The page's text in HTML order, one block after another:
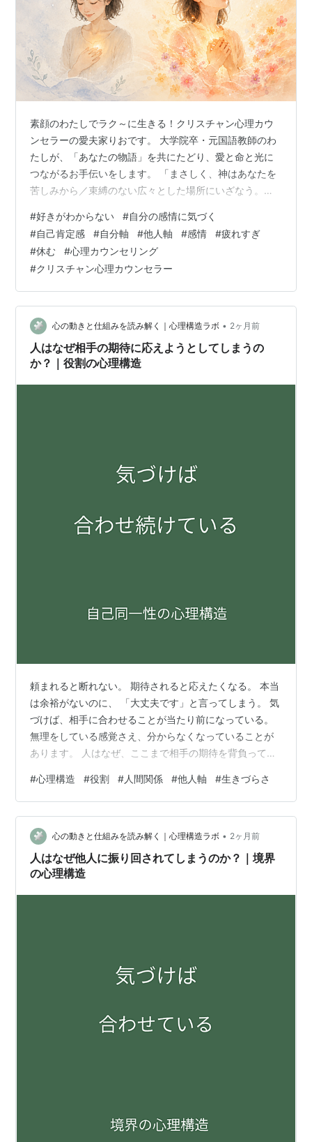
素顔のわたしでラク～に生きる！クリスチャン心理カウ
ンセラーの愛夫家りおです。 大学院卒・元国語教師のわ
たしが、「あなたの物語」を共にたどり、愛と命と光に
つながるお手伝いをします。 「まさしく、神はあなたを
苦しみから／束縛のない広々とした場所にいざなう。／
(旧約聖書「ヨブ記」36:⑯) 自己肯定感を育てていくうえ
で、「好き」という感情を認めていくことは、とても大
切です。 それは、とても小さなことのようでいて、自分
を大切にする入口にもなるとわたしは思っています。 け
れども、そういうお話をしていると、こんな声を耳にす
ることがあります。 「自分の感情が…
#好きがわからない #自分の感情に気づく
#自己肯定感 #自分軸 #他人軸 #感情 #疲れすぎ
#休む #心理カウンセリング
#クリスチャン心理カウンセラー
心の動きと仕組みを読み解く｜心理構造ラボ • 2ヶ月前
人はなぜ相手の期待に応えようとしてしまうの
か？｜役割の心理構造
頼まれると断れない。 期待されると応えたくなる。 本当
は余裕がないのに、 「大丈夫です」と言ってしまう。 気
づけば、相手に合わせることが当たり前になっている。
無理をしている感覚さえ、分からなくなっていることが
あります。 人はなぜ、ここまで相手の期待を背負ってし
く、 「役割」を通して自分を保とうとする心理構造があ
ります。 期待に応え続けてしまう人は、 “誰かの中で必
要な存在でいようとする動き” を無意識に続けていること
があります。 人は「役割」を持つことで安心する 人は集
団の中で生きています。 家庭、学校、職場、人間関係。
その中で、 ・しっか…
#心理構造 #役割 #人間関係 #他人軸 #生きづらさ
心の動きと仕組みを読み解く｜心理構造ラボ • 2ヶ月前
人はなぜ他人に振り回されてしまうのか？｜境界
の心理構造